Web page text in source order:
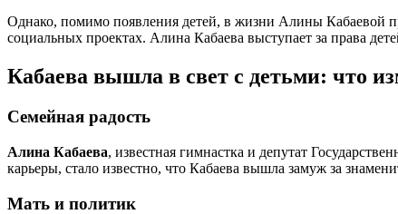
Однако, помимо появления детей, в жизни Алины Кабаевой
социальных проектах. Алина Кабаева выступает за права
Кабаева вышла в свет с детьми: что
Семейная радость
Алина Кабаева, известная гимнастка и депутат
карьеры, стало известно, что Кабаева вышла замуж за
Мать и политик